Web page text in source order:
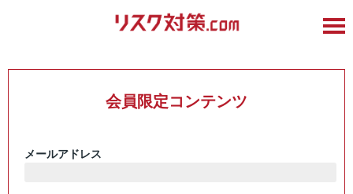
会員限定コンテンツ
メールアドレス